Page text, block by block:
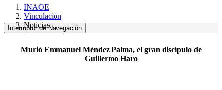
INAOE
Vinculación
Noticias
Interruptor de Navegación
Murió Emmanuel Méndez Palma, el gran discípulo de
Guillermo Haro